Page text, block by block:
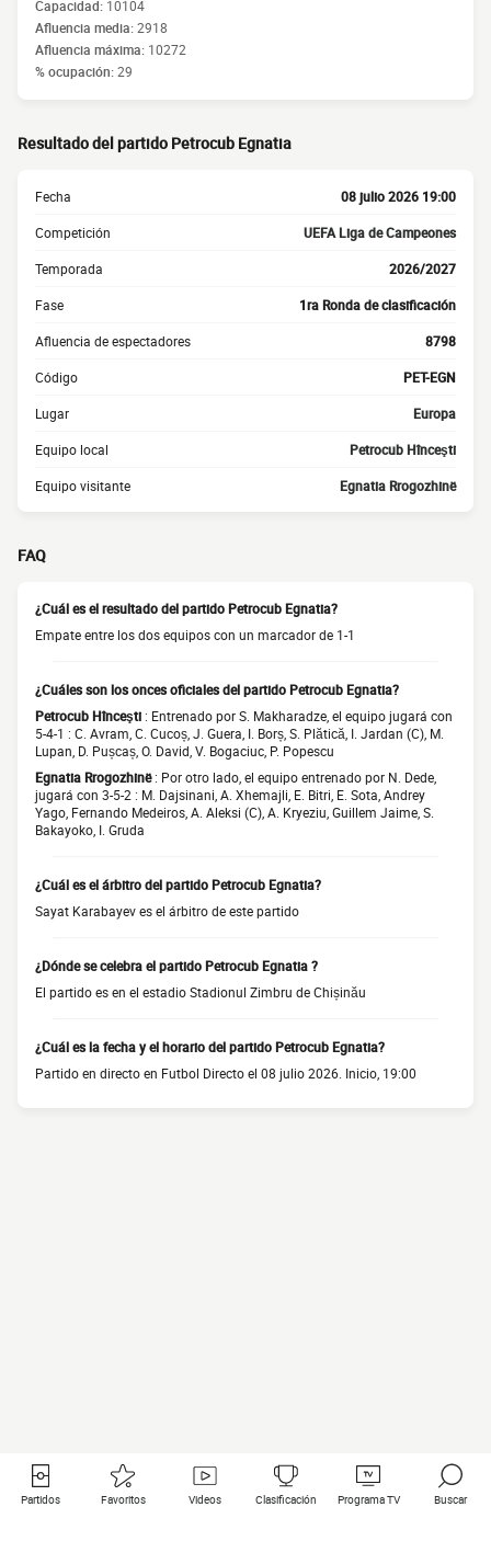
Capacidad: 10104
Afluencia media:2918
Afluencia máxima: 10272
% ocupación:29
Resultado del partido Petrocub Egnatia
Fecha 08 julio 2026 19:00
Competición UEFA Liga de Campeones
Temporada 2026/2027
Fase 1ra Ronda de clasificación
Afluencia de espectadores 8798
Código PET-EGN
Lugar Europa
Equipo local Petrocub Hînceşti
Equipo visitante Egnatia Rrogozhinë
FAQ
¿Cuál es el resultado del partido Petrocub Egnatia?
Empate entre los dos equipos con un marcador de 1-1
¿Cuáles son los onces oficiales del partido Petrocub Egnatia?
Petrocub Hînceşti : Entrenado por S. Makharadze, el equipo jugará con
5-4-1 : C. Avram, C. Cucoș, J. Guera, I. Borș, S. Plătică, I. Jardan (C), M.
Lupan, D. Pușcaș, O. David, V. Bogaciuc, P. Popescu
Egnatia Rrogozhinë: Por otro lado, el equipo entrenado por N. Dede,
jugará con 3-5-2 : M. Dajsinani, A. Xhemajli, E. Bitri, E. Sota, Andrey
Yago, Fernando Medeiros, A. Aleksi (C), A. Kryeziu, Guillem Jaime, S.
Bakayoko, I. Gruda
¿Cuál es el árbitro del partido Petrocub Egnatia?
Sayat Karabayev es el árbitro de este partido
¿Dónde se celebra el partido Petrocub Egnatia ?
El partido es en el estadio Stadionul Zimbru de Chișinău
¿Cuál es la fecha y el horario del partido Petrocub Egnatia?
Partido en directo en Futbol Directo el 08 julio 2026. Inicio, 19:00
Partidos Favoritos Videos Clasificación Programa TV Buscar